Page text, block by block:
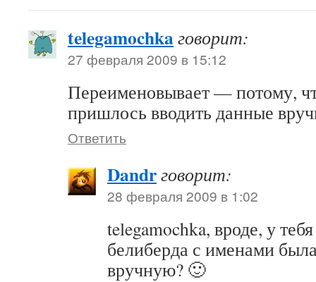
telegamochkaговорит:
27 февраля 2009 в 15:12
Переименовывает — потому,
пришлось вводить данные
Ответить
Dandrговорит:
28 февраля 2009 в 1:02
telegamochka, вроде, у
белиберда с именами
вручную? 🙂